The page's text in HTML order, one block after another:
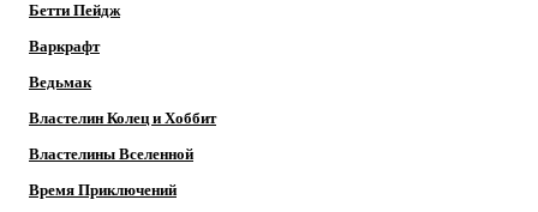
Бетти Пейдж
Варкрафт
Ведьмак
Властелин Колец и Хоббит
Властелины Вселенной
Время Приключений